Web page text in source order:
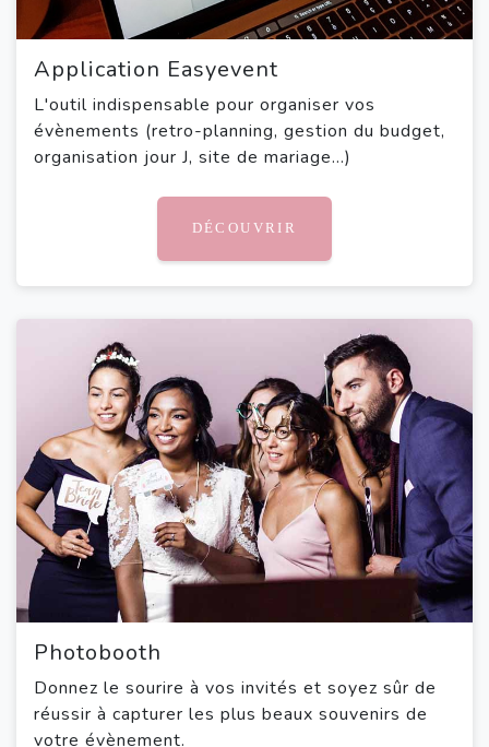
Application Easyevent
L'outil indispensable pour organiser vos
évènements (retro-planning, gestion du budget,
organisation jour J, site de mariage...)
DÉCOUVRIR
Photobooth
Donnez le sourire à vos invités et soyez sûr de
réussir à capturer les plus beaux souvenirs de
votre évènement.